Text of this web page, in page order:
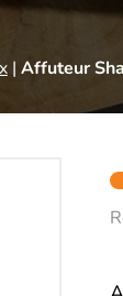
| Affuteur